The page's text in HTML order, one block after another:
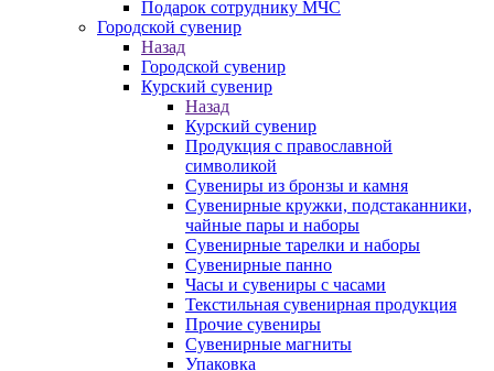
Подарок сотруднику МЧС
Городской сувенир
Назад
Городской сувенир
Курский сувенир
Назад
Курский сувенир
Продукция с православной
символикой
Сувениры из бронзы и камня
Сувенирные кружки, подстаканники,
чайные пары и наборы
Сувенирные тарелки и наборы
Сувенирные панно
Часы и сувениры с часами
Текстильная сувенирная продукция
Прочие сувениры
Сувенирные магниты
Упаковка